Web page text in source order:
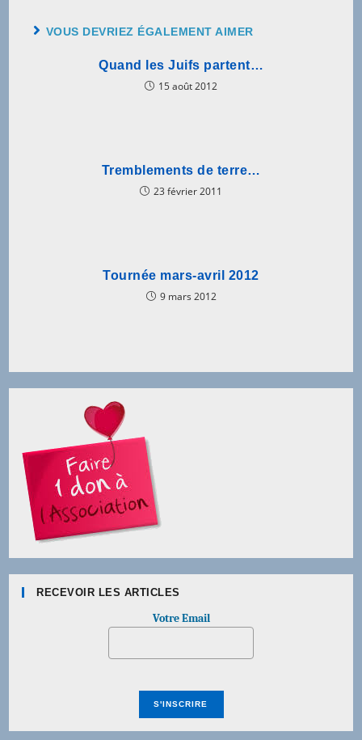
VOUS DEVRIEZ ÉGALEMENT AIMER
Quand les Juifs partent…
15 août 2012
Tremblements de terre…
23 février 2011
Tournée mars-avril 2012
9 mars 2012
RECEVOIR LES ARTICLES
Votre Email